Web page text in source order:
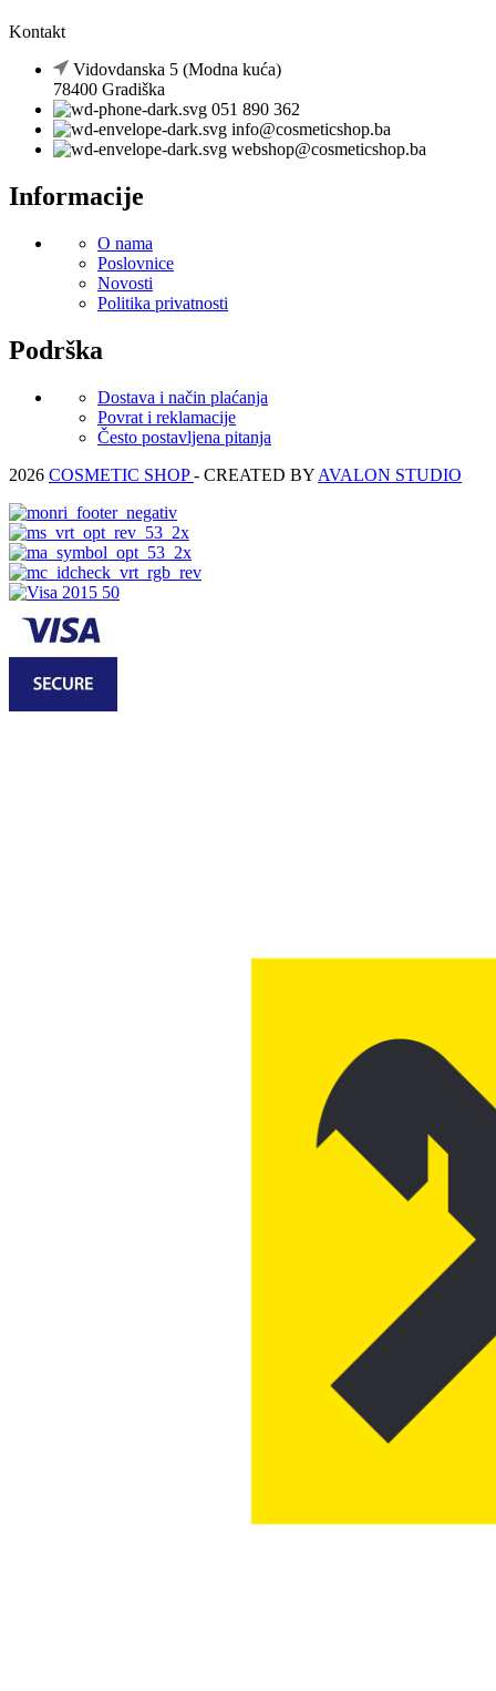
Kontakt
Vidovdanska 5 (Modna kuća)
78400 Gradiška
051 890 362
info@cosmeticshop.ba
webshop@cosmeticshop.ba
Informacije
O nama
Poslovnice
Novosti
Politika privatnosti
Podrška
Dostava i način plaćanja
Povrat i reklamacije
Često postavljena pitanja
2026 COSMETIC SHOP- CREATED BY AVALON STUDIO